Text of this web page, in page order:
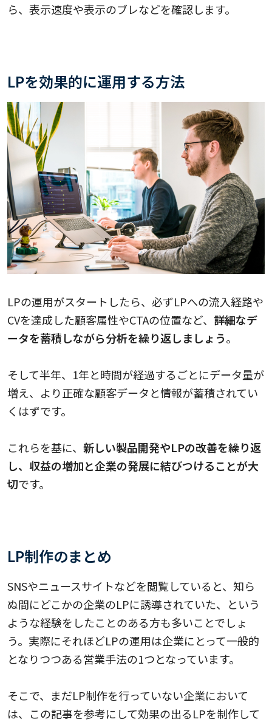
ら、表示速度や表示のブレなどを確認します。
LPを効果的に運用する方法
LPの運用がスタートしたら、必ずLPへの流入経路や
CVを達成した顧客属性やCTAの位置など、 詳細なデ
ータを蓄積しながら分析を繰り返しましょう。
そして半年、1年と時間が経過するごとにデータ量が
増え、より正確な顧客データと情報が蓄積されてい
くはずです。
これらを基に、 新しい製品開発やLPの改善を繰り返
し、収益の増加と企業の発展に結びつけることが大
切です。
LP制作のまとめ
SNSやニュースサイトなどを閲覧していると、知ら
ぬ間にどこかの企業のLPに誘導されていた、という
ような経験をしたことのある方も多いことでしょ
う。実際にそれほどLPの運用は企業にとって一般的
となりつつある営業手法の1つとなっています。
そこで、まだLP制作を行っていない企業において
は、この記事を参考にして効果の出るLPを制作して